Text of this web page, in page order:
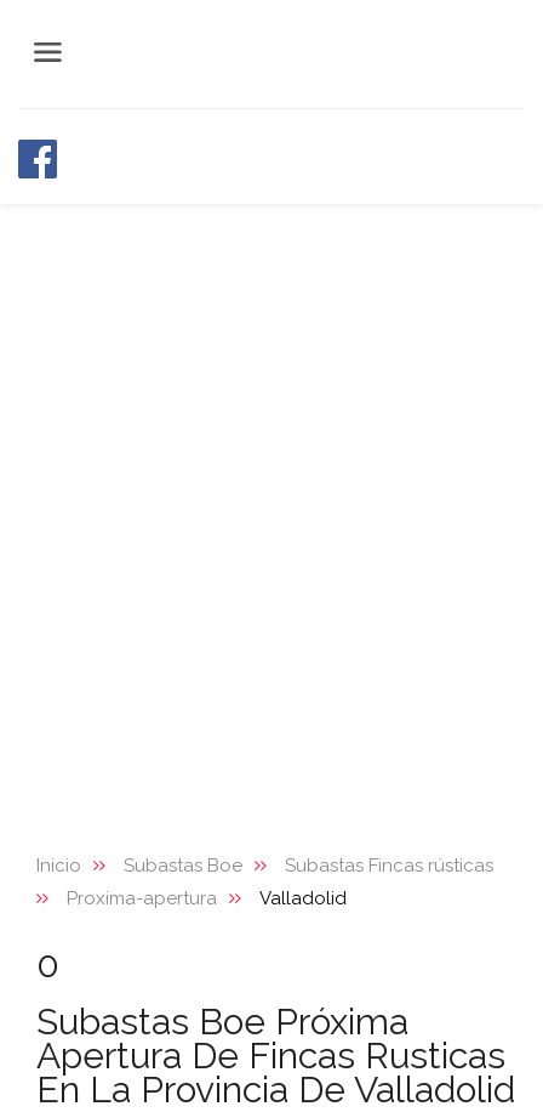
Inicio Subastas Boe
Subastas Fincas rústicas
Proxima-apertura
Valladolid
0
Subastas Boe Próxima
Apertura De Fincas Rusticas
En La Provincia De Valladolid